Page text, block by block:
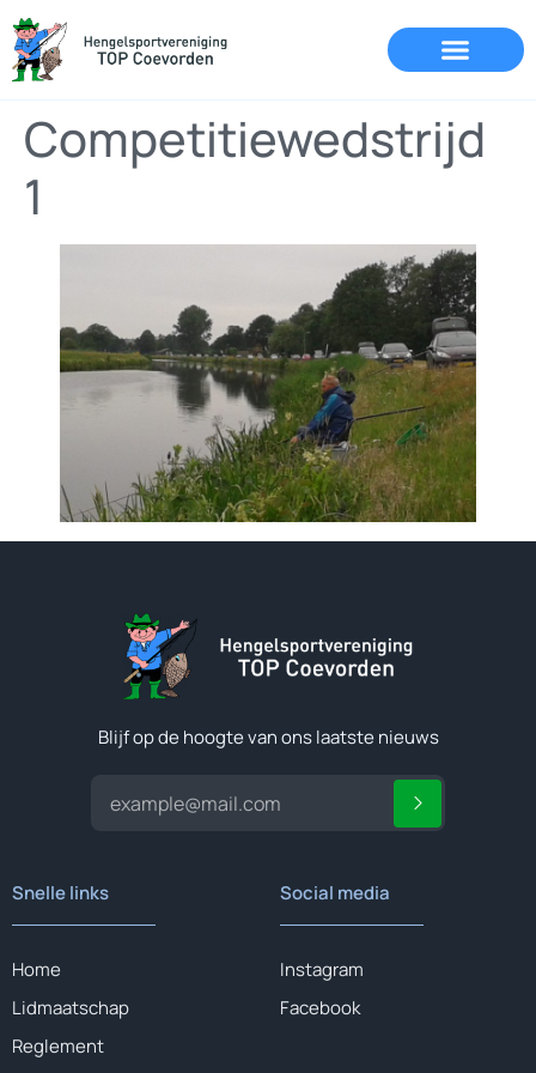
Competitiewedstrijd
1
Blijf op de hoogte van ons laatste nieuws
Snelle links
Home
Lidmaatschap
Reglement
Social media
Instagram
Facebook